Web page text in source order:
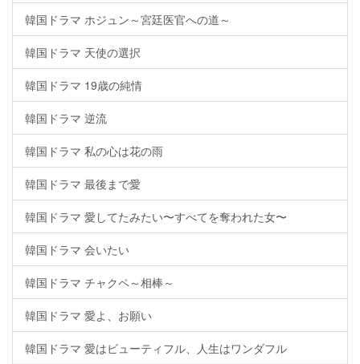
韓国ドラマ ホジュン～宮廷医官への道～
韓国ドラマ 天使の選択
韓国ドラマ 19歳の純情
韓国ドラマ 逆流
韓国ドラマ 私の心は花の雨
韓国ドラマ 最後まで愛
韓国ドラマ 愛してたみたい〜すべてを奪われた女〜
韓国ドラマ 会いたい
韓国ドラマ チャクペ～相棒～
韓国ドラマ 愛よ、お願い
韓国ドラマ 愛はビューティフル、人生はワンダフル